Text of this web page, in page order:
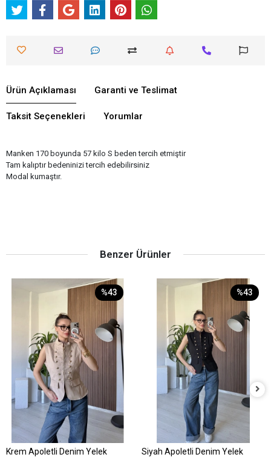
Ürün Açıklaması Garanti ve Teslimat
Taksit Seçenekleri Yorumlar
Manken 170 boyunda 57 kilo S beden tercih etmiştir
Tam kalıptır bedeninizi tercih edebilirsiniz
Modal kumaştır.
Benzer Ürünler
%43
Krem Apoletli Denim Yelek
%43
Siyah Apoletli Denim Yelek